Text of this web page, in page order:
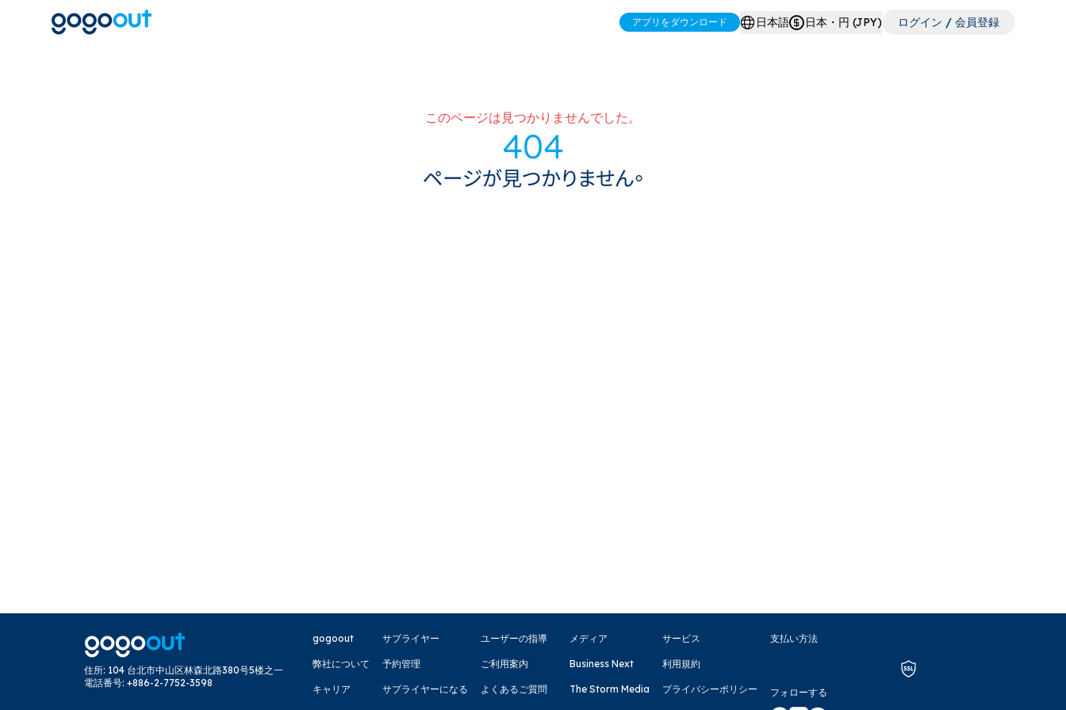
アプリをダウンロード 日本語 日本・円 (JPY) ログイン / 会員登録
このページは見つかりませんでした。
住所: 104 台北市中山区林森北路380号5楼之一
電話番号: +886-2-7752-3598
gogoout
弊社について
キャリア
サプライヤー
予約管理
サプライヤーになる
ユーザーの指導
ご利用案内
よくあるご質問
メディア
Business Next
The Storm Media
サービス
利用規約
プライバシーポリシー
支払い方法
フォローする